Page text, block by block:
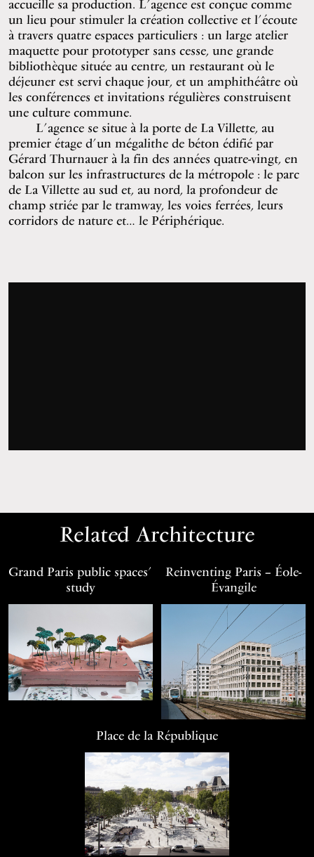
accueille sa production. L’agence est conçue comme
un lieu pour stimuler la création collective et l’écoute
à travers quatre espaces particuliers : un large atelier
maquette pour prototyper sans cesse, une grande
bibliothèque située au centre, un restaurant où le
déjeuner est servi chaque jour, et un amphithéâtre où
les conférences et invitations régulières construisent
une culture commune.
L’agence se situe à la porte de La Villette, au
premier étage d’un mégalithe de béton édifié par
Gérard Thurnauer à la fin des années quatre-vingt, en
balcon sur les infrastructures de la métropole : le parc
de La Villette au sud et, au nord, la profondeur de
champ striée par le tramway, les voies ferrées, leurs
corridors de nature et… le Périphérique.
Related Architecture
Grand Paris public spaces’
study
Reinventing Paris – Éole-
Évangile
Place de la République